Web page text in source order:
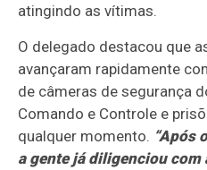
atingindo as vítimas.
O delegado destacou que
avançaram rapidamente
de câmeras de segurança
Comando e Controle e
qualquer momento. “Após
a gente já diligenciou com